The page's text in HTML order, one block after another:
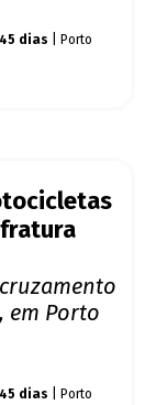
dias | Porto
em Porto
dias | Porto